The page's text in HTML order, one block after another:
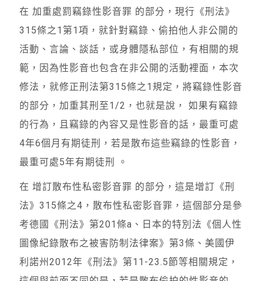
在 加重處罰竊錄性影音罪 的部分，現行《刑法》
315條之1第1項，就針對竊錄、偷拍他人非公開的
活動、言論、談話，或身體隱私部位，有相關的規
範，因為性影音也包含在非公開的活動裡面，本次
修法，就修正刑法第315條之1規定，將竊錄性影音
的部分，加重其刑至1/2，也就是說， 如果有竊錄
的行為，且竊錄的內容又是性影音的話，最重可處
4年6個月有期徒刑，若是散布這些竊錄的性影音，
最重可處5年有期徒刑 。
在 增訂散布性私密影音罪 的部分，這是增訂《刑
法》315條之4，散布性私密影音罪，這個部分是參
考德國《刑法》第201條a、日本的特別法《個人性
圖像紀錄散布之被害防制法律案》第3條、美國伊
利諾州2012年《刑法》第11-23.5節等相關規定，